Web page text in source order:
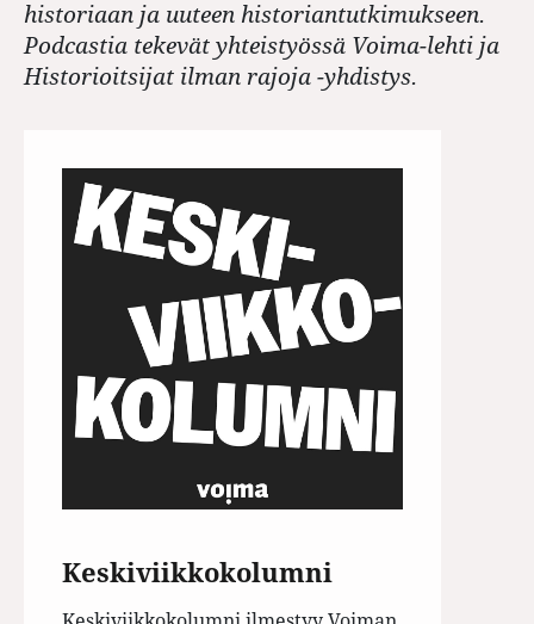
historiaan ja uuteen historiantutkimukseen.
Podcastia tekevät yhteistyössä Voima-lehti ja
Historioitsijat ilman rajoja -yhdistys.
Keskiviikkokolumni